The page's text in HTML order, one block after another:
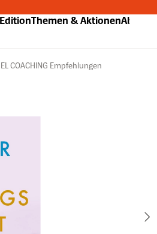
Themen & AktionenAbo
COACHING Empfehlungen